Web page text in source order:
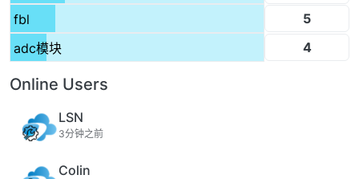
fbl
5
adc模块
4
Online Users
LSN
3分钟之前
Colin